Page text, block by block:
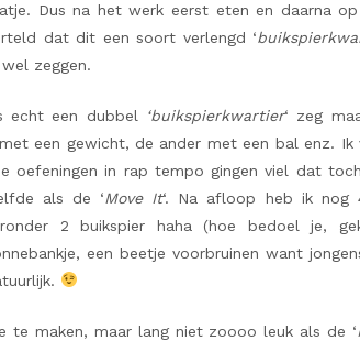
Dus na het werk eerst eten en daarna
dat dit een soort verlengd ‘
zeggen.
echt een dubbel ‘buikspierkwartier‘ zeg
een gewicht, de ander met een bal enz. Ik
oefeningen in rap tempo gingen viel dat
als de ‘Move It‘. Na afloop heb ik nog
2 buikspier haha (hoe bedoel je,
een beetje voorbruinen want
te maken, maar lang niet zoooo leuk als de ‘